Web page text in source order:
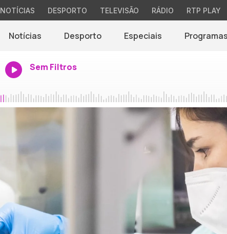
NOTÍCIAS DESPORTO TELEVISÃO RÁDIO RTP PLAY
Notícias Desporto Especiais Programas
Sem Filtros